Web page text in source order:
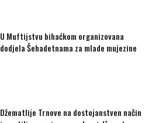
U Muftijstvu bihaćkom organizovana
dodjela Šehadetnama za mlade mujezine
Džematlije Trnove na dostojanstven način